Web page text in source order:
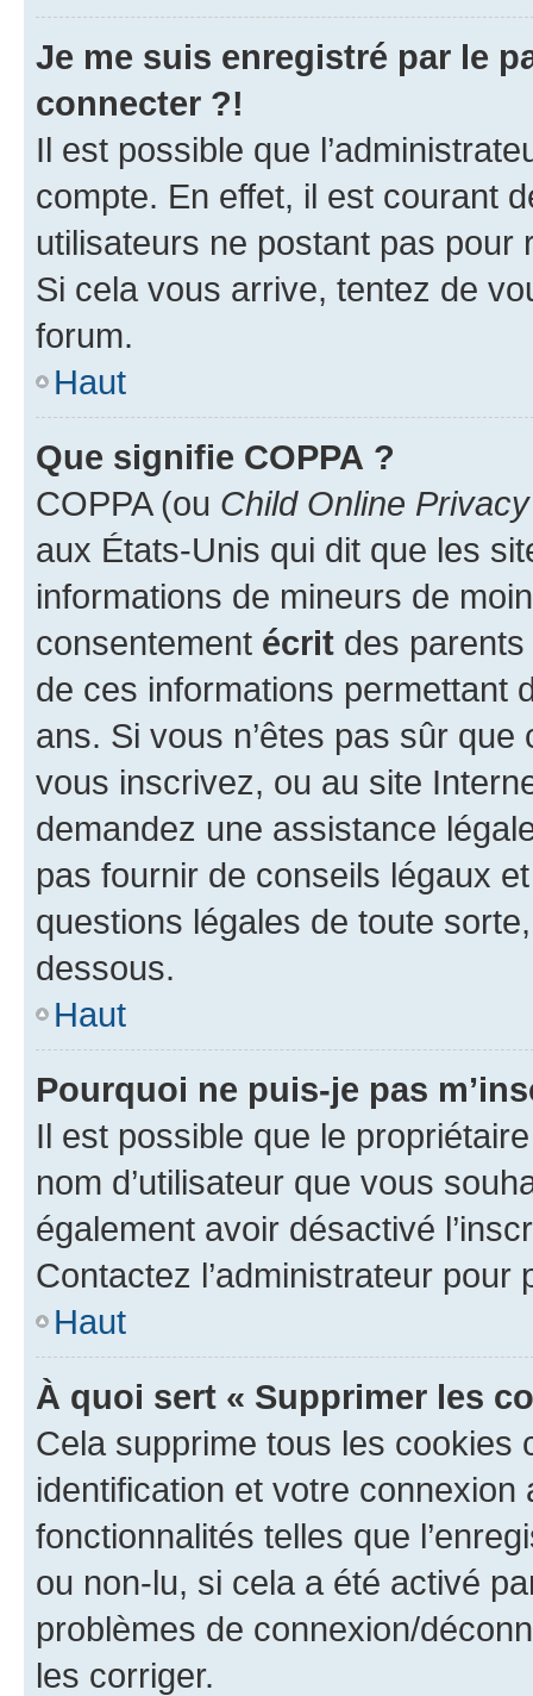
Je me suis enregistré par le
connecter ?!
Il est possible que
compte. En effet, il est courant
utilisateurs ne postant pas pour
Si cela vous arrive, tentez de
forum.
Haut
Que signifie COPPA ?
COPPA (ou Child Online
aux États-Unis qui dit que les
informations de mineurs de
consentement écrit des parents
de ces informations permettant
ans. Si vous n’êtes pas sûr
vous inscrivez, ou au site
demandez une assistance
pas fournir de conseils légaux
questions légales de toute
dessous.
Haut
Pourquoi ne puis-je pas
Il est possible que le
nom d’utilisateur que vous
également avoir désactivé
Contactez l’administrateur
Haut
À quoi sert « Supprimer les
Cela supprime tous les cookies
identification et votre
fonctionnalités telles que
ou non-lu, si cela a été activé
problèmes de connexion/
les corriger.